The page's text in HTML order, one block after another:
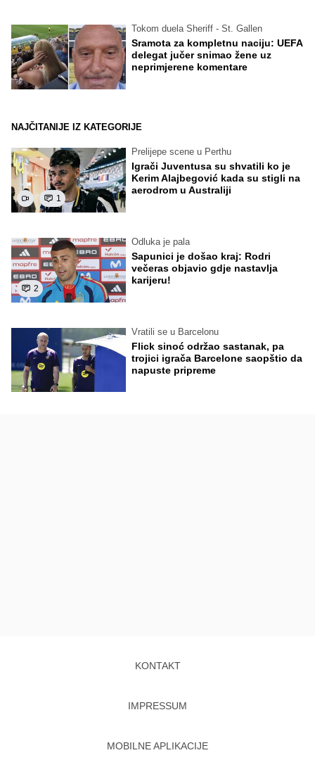
Tokom duela Sheriff - St. Gallen
Sramota za kompletnu naciju: UEFA
delegat jučer snimao žene uz
neprimjerene komentare
NAJČITANIJE IZ KATEGORIJE
1
Prelijepe scene u Perthu
Igrači Juventusa su shvatili ko je
Kerim Alajbegović kada su stigli na
aerodrom u Australiji
2
Odluka je pala
Sapunici je došao kraj: Rodri
večeras objavio gdje nastavlja
karijeru!
Vratili se u Barcelonu
Flick sinoć održao sastanak, pa
trojici igrača Barcelone saopštio da
napuste pripreme
KONTAKT
IMPRESSUM
MOBILNE APLIKACIJE